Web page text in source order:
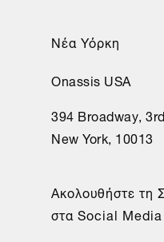
Νέα Υόρκη
Onassis USA
394 Broadway,
New York, 10013
Ακολουθήστε τη
στα Social Media